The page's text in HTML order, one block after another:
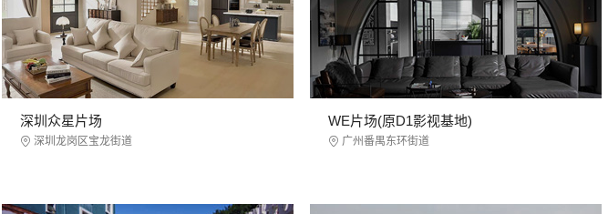
深圳众星片场
深圳龙岗区宝龙街道
WE片场(原D1影视基地)
广州番禺东环街道